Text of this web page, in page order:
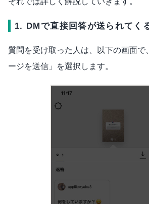
1. DMで直接回答が送られてく
質問を受け取った人は、以下の画面で
ージを送信」を選択します。